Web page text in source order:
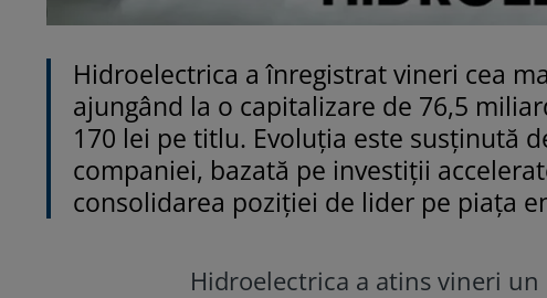
Hidroelectrica a înregistrat vineri cea
ajungând la o capitalizare de 76,5
170 lei pe titlu. Evoluția este susținută
companiei, bazată pe investiții
consolidarea poziției de lider pe piața
Hidroelectrica a atins vineri